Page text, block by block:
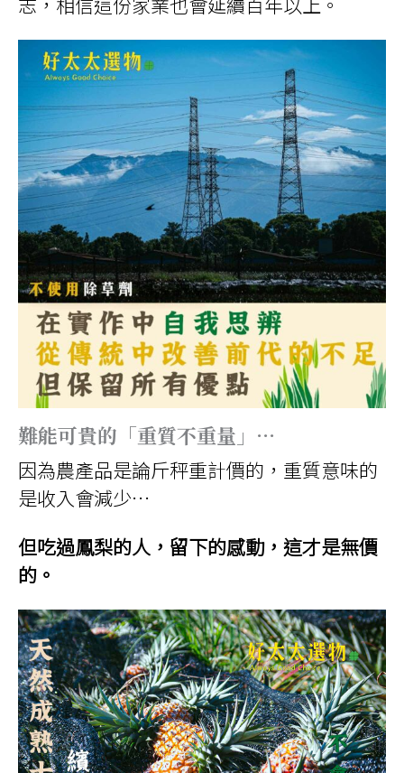
難能可貴的「重質不重量」…
因為農產品是論斤秤重計價的，重質意味的
是收入會減少…
但吃過鳳梨的人，留下的感動，這才是無價
的。